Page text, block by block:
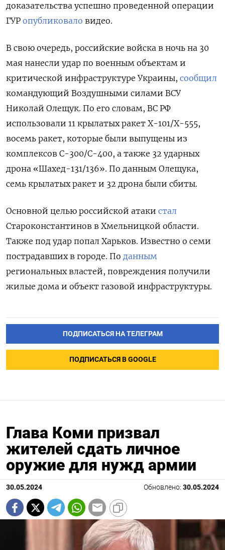
доказательства успешно проведенной операции
ГУР опубликовало видео.
В свою очередь, российские войска в ночь на 30
мая нанесли удар по военным объектам и
критической инфраструктуре Украины, сообщил
командующий Воздушными силами ВСУ
Николай Олещук. По его словам, ВС РФ
использовали 11 крылатых ракет Х-101/Х-555,
восемь ракет, которые были выпущены из
комплексов С-300/С-400, а также 32 ударных
дрона «Шахед-131/136». По данным Олещука,
семь крылатых ракет и 32 дрона были сбиты.
Основной целью российской атаки стал
Староконстантинов в Хмельницкой области.
Также под удар попал Харьков. Известно о семи
пострадавших в городе. По данным
региональных властей, повреждения получили
жилые дома и объект газовой инфраструктуры.
ПОДПИСАТЬСЯ НА ТЕЛЕГРАМ
ПОДПИСАТЬСЯ В GOOGLE
Глава Коми призвал
жителей сдать личное
оружие для нужд армии
30.05.2024 Обновлено: 30.05.2024